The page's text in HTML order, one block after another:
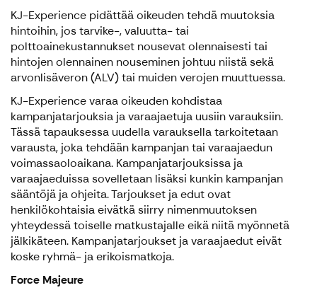
KJ-Experience pidättää oikeuden tehdä muutoksia
hintoihin, jos tarvike-, valuutta- tai
polttoainekustannukset nousevat olennaisesti tai
hintojen olennainen nouseminen johtuu niistä sekä
arvonlisäveron (ALV) tai muiden verojen muuttuessa.
KJ-Experience varaa oikeuden kohdistaa
kampanjatarjouksia ja varaajaetuja uusiin varauksiin.
Tässä tapauksessa uudella varauksella tarkoitetaan
varausta, joka tehdään kampanjan tai varaajaedun
voimassaoloaikana. Kampanjatarjouksissa ja
varaajaeduissa sovelletaan lisäksi kunkin kampanjan
sääntöjä ja ohjeita. Tarjoukset ja edut ovat
henkilökohtaisia eivätkä siirry nimenmuutoksen
yhteydessä toiselle matkustajalle eikä niitä myönnetä
jälkikäteen. Kampanjatarjoukset ja varaajaedut eivät
koske ryhmä- ja erikoismatkoja.
Force Majeure